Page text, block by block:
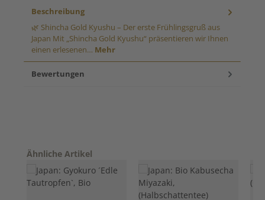
Beschreibung
🌿 Shincha Gold Kyushu – Der erste Frühlingsgruß aus
Japan Mit „Shincha Gold Kyushu“ präsentieren wir Ihnen
einen erlesenen… Mehr
Bewertungen
Produktgalerie überspringen
Ähnliche Artikel